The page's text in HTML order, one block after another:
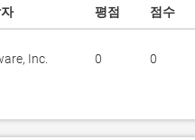
평점 점수
Inc. 0 0